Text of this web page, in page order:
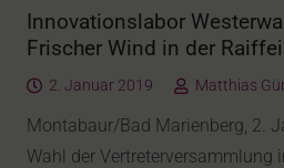
Innovationslabor
Frischer Wind in der
2. Januar 2019 Matthias
Montabaur/Bad Marienberg, 2.
Wahl der Vertreterversammlung